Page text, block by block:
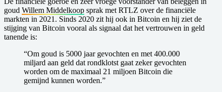
goud Willem Middelkoop sprak met RTLZ over de financiële
markten in 2021. Sinds 2020 zit hij ook in Bitcoin en hij ziet de
stijging van Bitcoin vooral als signaal dat het vertrouwen in geld
tanende is:
“Om goud is 5000 jaar gevochten en met 400.000
miljard aan geld dat rondklotst gaat zeker gevochten
worden om de maximaal 21 miljoen Bitcoin die
gemijnd kunnen worden.”